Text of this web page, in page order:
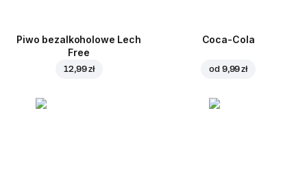
Piwo bezalkoholowe Lech
Free
12,99 zł
Coca-Cola
od 9,99 zł